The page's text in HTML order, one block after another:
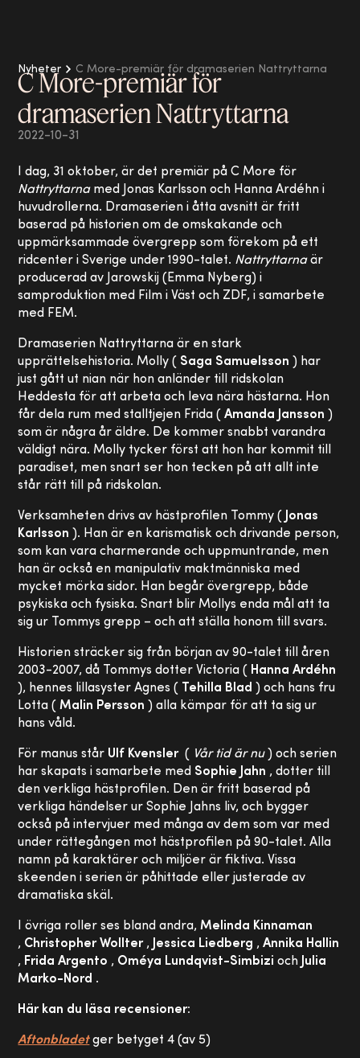
Nyheter C More-premiär för dramaserien Nattryttarna
C More-premiär för
dramaserien Nattryttarna
2022-10-31
I dag, 31 oktober, är det premiär på C More för
Nattryttarnamed Jonas Karlsson och Hanna Ardéhn i
huvudrollerna. Dramaserien i åtta avsnitt är fritt
baserad på historien om de omskakande och
uppmärksammade övergrepp som förekom på ett
ridcenter i Sverige under 1990-talet. Nattryttarnaär
producerad av Jarowskij (Emma Nyberg) i
samproduktion med Film i Väst och ZDF, i samarbete
med FEM.
Dramaserien Nattryttarna är en stark
upprättelsehistoria. Molly ( Saga Samuelsson ) har
just gått ut nian när hon anländer till ridskolan
Heddesta för att arbeta och leva nära hästarna. Hon
får dela rum med stalltjejen Frida (Amanda Jansson )
som är några år äldre. De kommer snabbt varandra
väldigt nära. Molly tycker först att hon har kommit till
paradiset, men snart ser hon tecken på att allt inte
står rätt till på ridskolan.
Verksamheten drivs av hästprofilen Tommy (
Jonas
Karlsson ). Han är en karismatisk och drivande person,
som kan vara charmerande och uppmuntrande, men
han är också en manipulativ maktmänniska med
mycket mörka sidor. Han begår övergrepp, både
psykiska och fysiska. Snart blir Mollys enda mål att ta
sig ur Tommys grepp – och att ställa honom till svars.
Historien sträcker sig från början av 90-talet till åren
2003-2007, då Tommys dotter Victoria ( Hanna Ardéhn
), hennes lillasyster Agnes (
Tehilla Blad ) och hans fru
Lotta (Malin Persson ) alla kämpar för att ta sig ur
hans våld.
För manus står Ulf Kvensler( Vår tid är nu) och serien
har skapats i samarbete med Sophie Jahn , dotter till
den verkliga hästprofilen. Den är fritt baserad på
verkliga händelser ur Sophie Jahns liv, och bygger
också på intervjuer med många av dem som var med
under rättegången mot hästprofilen på 90-talet. Alla
namn på karaktärer och miljöer är fiktiva. Vissa
skeenden i serien är påhittade eller justerade av
dramatiska skäl.
I övriga roller ses bland andra,Melinda Kinnaman
, Christopher Wollter, Jessica Liedberg ,Annika Hallin
, Frida Argento , Oméya Lundqvist-Simbizi och Julia
Marko-Nord .
Här kan du läsa recensioner:
Aftonbladetger betyget 4 (av 5)